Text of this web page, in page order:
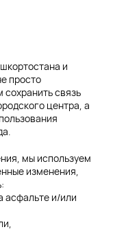
и
просто
связь
центра, а
мы используем
изменения,
асфальте и/или